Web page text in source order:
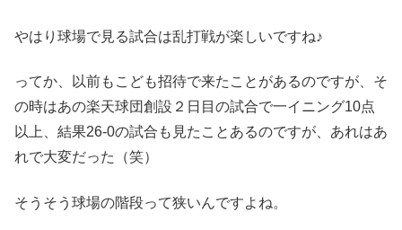
やはり球場で見る試合は乱打戦が楽しいですね♪
ってか、以前もこども招待で来たことがあるのですが、そ
の時はあの楽天球団創設２日目の試合で一イニング10点
以上、結果26-0の試合も見たことあるのですが、あれはあ
れで大変だった（笑）
そうそう球場の階段って狭いんですよね。